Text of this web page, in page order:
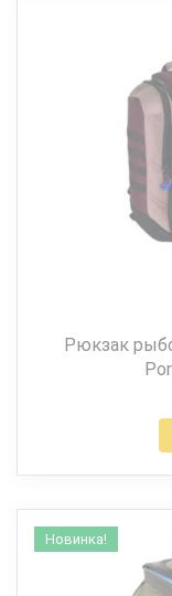
Рюкзак
Новинка!